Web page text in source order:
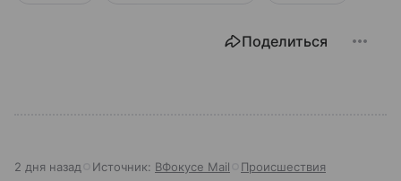
Поделиться
2 дня назад Источник: ВФокусе Mail Происшествия